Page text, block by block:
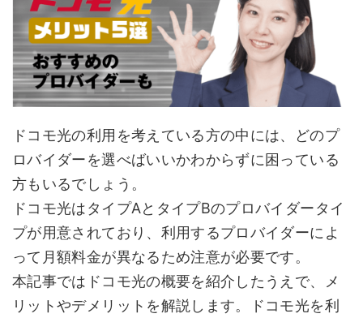
ドコモ光の利用を考えている方の中には、どのプ
ロバイダーを選べばいいかわからずに困っている
方もいるでしょう。
ドコモ光はタイプAとタイプBのプロバイダータイ
プが用意されており、利用するプロバイダーによ
って月額料金が異なるため注意が必要です。
本記事ではドコモ光の概要を紹介したうえで、メ
リットやデメリットを解説します。ドコモ光を利